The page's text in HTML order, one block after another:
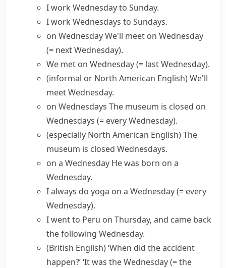
I work Wednesday to Sunday.
I work Wednesdays to Sundays.
on WednesdayWe'll meet on Wednesday
(= next Wednesday).
We met on Wednesday(= last Wednesday).
(informal or North American English)We'll
meet Wednesday.
on Wednesdays The museum is closed on
Wednesdays (= every Wednesday).
(especially North American English)The
museum is closed Wednesdays.
on a Wednesday He was born on a
Wednesday.
I always do yoga on a Wednesday(= every
Wednesday).
I went to Peru on Thursday, and came back
the following Wednesday.
(British English)‘When did the accident
happen?’ ‘It was the Wednesday(= the